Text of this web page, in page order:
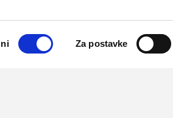
Za postavke